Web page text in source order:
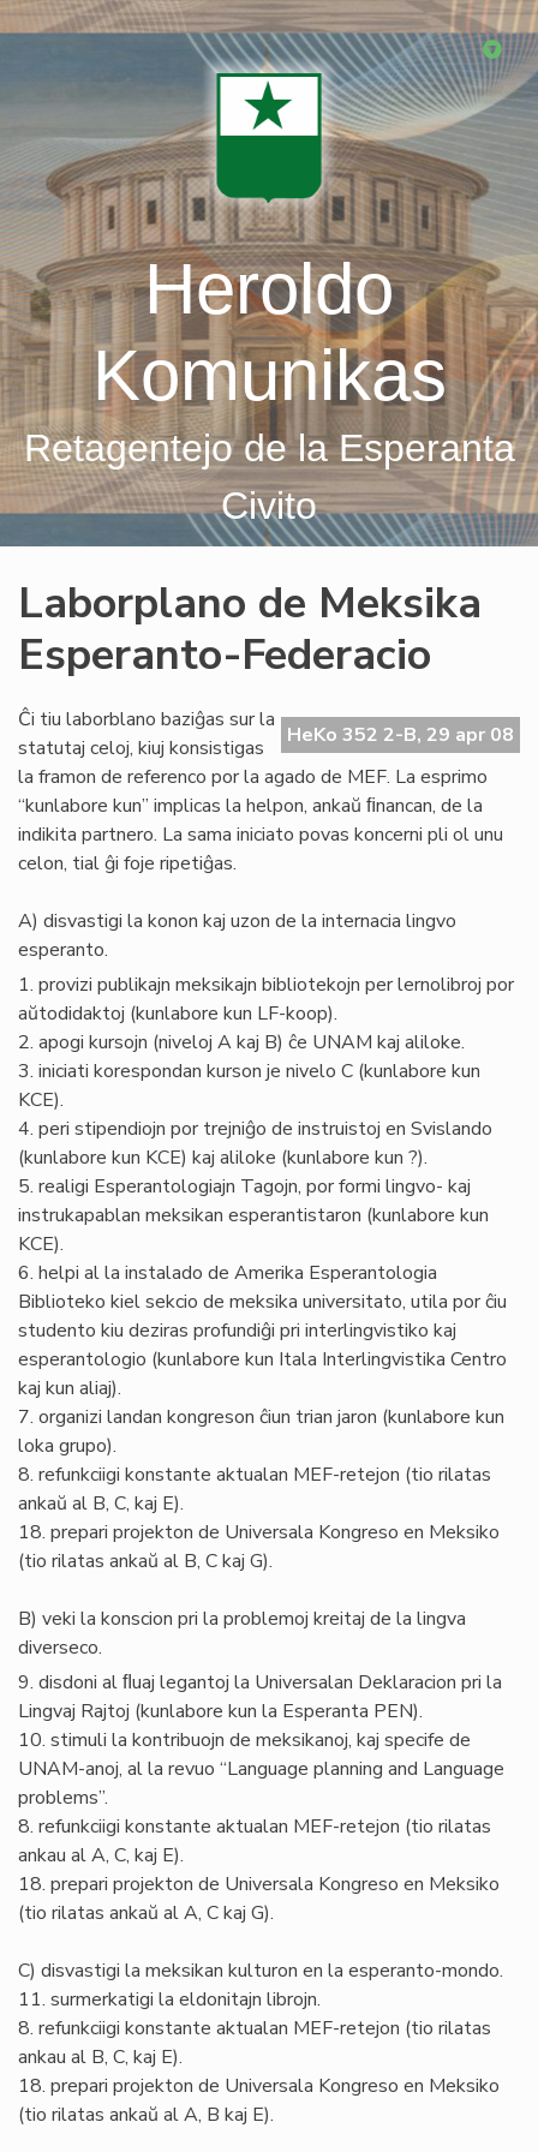
Skip
Heroldo
Komunikas
Retagentejo de la Esperanta
Civito
Laborplano de Meksika
Esperanto-Federacio
HeKo 352 2-B, 29 apr 08
Ĉi tiu laborblano baziĝas sur la
statutaj celoj, kiuj konsistigas
la framon de referenco por la agado de MEF. La esprimo
“kunlabore kun” implicas la helpon, ankaŭ ﬁnancan, de la
indikita partnero. La sama iniciato povas koncerni pli ol unu
celon, tial ĝi foje ripetiĝas.
A) disvastigi la konon kaj uzon de la internacia lingvo
esperanto.
1. provizi publikajn meksikajn bibliotekojn per lernolibroj por
aŭtodidaktoj (kunlabore kun LF-koop).
2. apogi kursojn (niveloj A kaj B) ĉe UNAM kaj aliloke.
3. iniciati korespondan kurson je nivelo C (kunlabore kun
KCE).
4. peri stipendiojn por trejniĝo de instruistoj en Svislando
(kunlabore kun KCE) kaj aliloke (kunlabore kun ?).
5. realigi Esperantologiajn Tagojn, por formi lingvo- kaj
instrukapablan meksikan esperantistaron (kunlabore kun
KCE).
6. helpi al la instalado de Amerika Esperantologia
Biblioteko kiel sekcio de meksika universitato, utila por ĉiu
studento kiu deziras profundiĝi pri interlingvistiko kaj
esperantologio (kunlabore kun Itala Interlingvistika Centro
kaj kun aliaj).
7. organizi landan kongreson ĉiun trian jaron (kunlabore kun
loka grupo).
8. refunkciigi konstante aktualan MEF-retejon (tio rilatas
ankaŭ al B, C, kaj E).
18. prepari projekton de Universala Kongreso en Meksiko
(tio rilatas ankaŭ al B, C kaj G).
B) veki la konscion pri la problemoj kreitaj de la lingva
diverseco.
9. disdoni al ﬂuaj legantoj la Universalan Deklaracion pri la
Lingvaj Rajtoj (kunlabore kun la Esperanta PEN).
10. stimuli la kontribuojn de meksikanoj, kaj specife de
UNAM-anoj, al la revuo “Language planning and Language
problems”.
8. refunkciigi konstante aktualan MEF-retejon (tio rilatas
ankau al A, C, kaj E).
18. prepari projekton de Universala Kongreso en Meksiko
(tio rilatas ankaŭ al A, C kaj G).
C) disvastigi la meksikan kulturon en la esperanto-mondo.
11. surmerkatigi la eldonitajn librojn.
8. refunkciigi konstante aktualan MEF-retejon (tio rilatas
ankau al B, C, kaj E).
18. prepari projekton de Universala Kongreso en Meksiko
(tio rilatas ankaŭ al A, B kaj E).